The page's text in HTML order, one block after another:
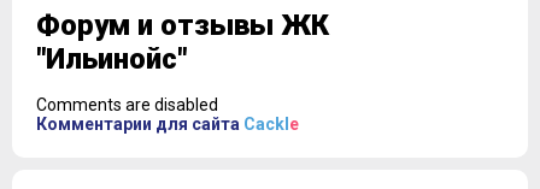
Форум и отзывы ЖК
"Ильинойс"
Comments are disabled
Комментарии для сайта Cackl e